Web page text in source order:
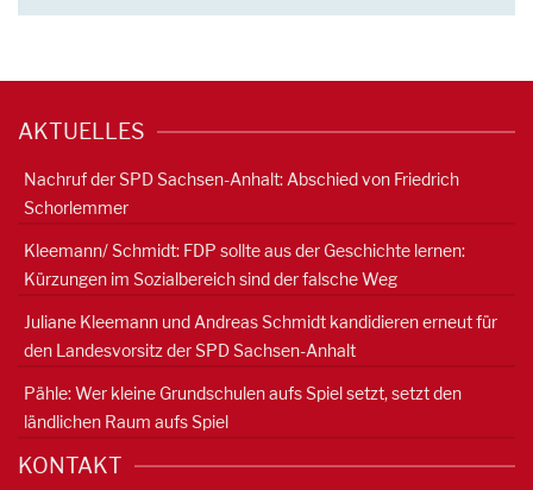
AKTUELLES
Nachruf der SPD Sachsen-Anhalt: Abschied von Friedrich
Schorlemmer
Kleemann/ Schmidt: FDP sollte aus der Geschichte lernen:
Kürzungen im Sozialbereich sind der falsche Weg
Juliane Kleemann und Andreas Schmidt kandidieren erneut für
den Landesvorsitz der SPD Sachsen-Anhalt
Pähle: Wer kleine Grundschulen aufs Spiel setzt, setzt den
ländlichen Raum aufs Spiel
KONTAKT